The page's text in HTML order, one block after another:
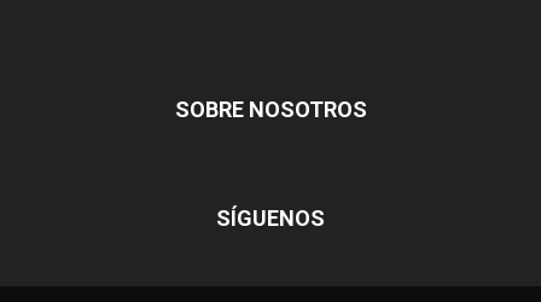
SOBRE NOSOTROS
SÍGUENOS